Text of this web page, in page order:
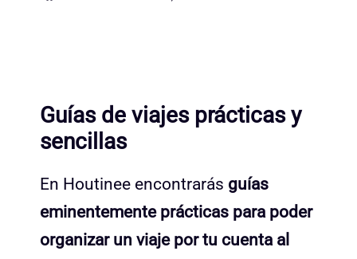
Guías de viajes prácticas y
sencillas
En Houtinee encontrarás guías
eminentemente prácticas para poder
organizar un viaje por tu cuenta al